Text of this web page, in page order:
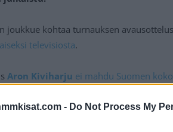
- Do Not Process My
joukkue kohtaa turnauksen
televisiosta.
Aron Kiviharju ei mahdu Suomen
puolelta. Kiviharju voidaan kuitenkin
mikäli joukkueessa sattuu